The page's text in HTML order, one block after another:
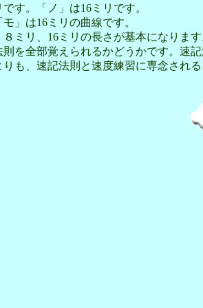
す。「ノ」は16ミリです。
」は16ミリの曲線です。
ミリ、16ミリの長さが基本になりま
を全部覚えられるかどうかです。速記
も、速記法則と速度練習に専念される